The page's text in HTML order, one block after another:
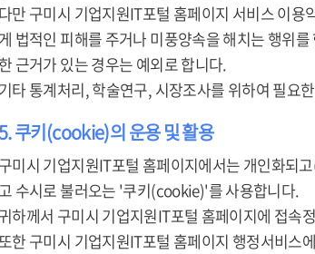
다만 구미시 기업지원IT포털 홈페이지 서비스 이
게 법적인 피해를 주거나 미풍양속을 해치는 행위
한 근거가 있는 경우는 예외로 합니다.
기타 통계처리, 학술연구, 시장조사를 위하여 필요
쿠키(cookie)의 운용 및 활용
구미시 기업지원IT포털 홈페이지에서는 개인화되
고 수시로 불러오는 '쿠키(cookie)'를 사용합니다.
귀하께서 구미시 기업지원IT포털 홈페이지에 접속
또한 구미시 기업지원IT포털 홈페이지 행정서비스